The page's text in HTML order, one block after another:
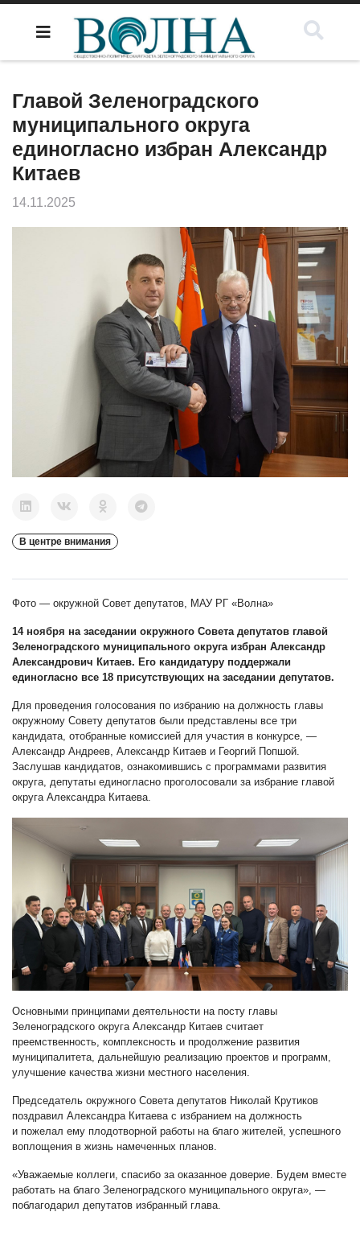
Главой Зеленоградского
муниципального округа
единогласно избран Александр
Китаев
14.11.2025
В центре внимания
Фото — окружной Совет депутатов, МАУ РГ «Волна»
14 ноября на заседании окружного Совета депутатов главой
Зеленоградского муниципального округа избран Александр
Александрович Китаев. Его кандидатуру поддержали
единогласно все 18 присутствующих на заседании депутатов.
Для проведения голосования по избранию на должность главы
окружному Совету депутатов были представлены все три
кандидата, отобранные комиссией для участия в конкурсе, —
Александр Андреев, Александр Китаев и Георгий Попшой.
Заслушав кандидатов, ознакомившись с программами развития
округа, депутаты единогласно проголосовали за избрание главой
округа Александра Китаева.
Основными принципами деятельности на посту главы
Зеленоградского округа Александр Китаев считает
преемственность, комплексность и продолжение развития
муниципалитета, дальнейшую реализацию проектов и программ,
улучшение качества жизни местного населения.
Председатель окружного Совета депутатов Николай Крутиков
поздравил Александра Китаева с избранием на должность
и пожелал ему плодотворной работы на благо жителей, успешного
воплощения в жизнь намеченных планов.
«Уважаемые коллеги, спасибо за оказанное доверие. Будем вместе
работать на благо Зеленоградского муниципального округа», —
поблагодарил депутатов избранный глава.